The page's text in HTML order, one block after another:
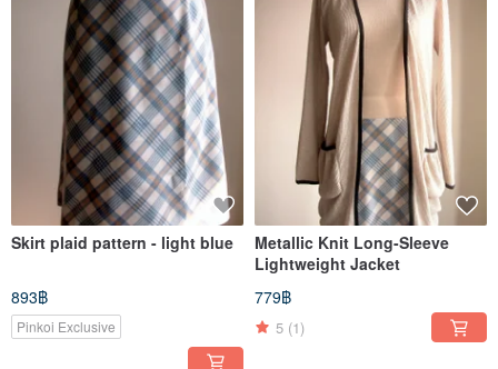
Skirt plaid pattern - light blue
893฿
Pinkoi Exclusive
Metallic Knit Long-Sleeve
Lightweight Jacket
779฿
5 (1)